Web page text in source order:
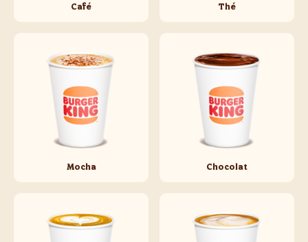
Café Thé
Mocha Chocolat